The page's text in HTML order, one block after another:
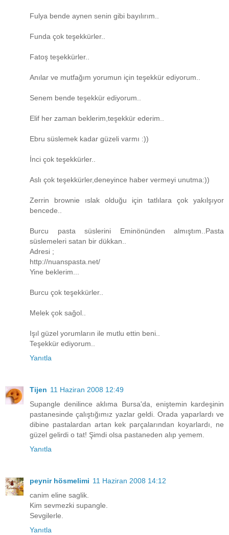
Fulya bende aynen senin gibi bayılırım..
Funda çok teşekkürler..
Fatoş teşekkürler..
Anılar ve mutfağım yorumun için teşekkür ediyorum..
Senem bende teşekkür ediyorum..
Elif her zaman beklerim,teşekkür ederim..
Ebru süslemek kadar güzeli varmı :))
İnci çok teşekkürler..
Aslı çok teşekkürler,deneyince haber vermeyi unutma:))
Zerrin brownie ıslak olduğu için tatlılara çok yakılşıyor
bencede..
Burcu pasta süslerini Eminönünden almıştım..Pasta
süslemeleri satan bir dükkan..
Adresi ;
http://nuanspasta.net/
Yine beklerim...
Burcu çok teşekkürler..
Melek çok sağol..
Işıl güzel yorumların ile mutlu ettin beni..
Teşekkür ediyorum..
Yanıtla
Tijen 11 Haziran 2008 12:49
Supangle denilince aklıma Bursa'da, eniştemin kardeşinin
pastanesinde çalıştığımız yazlar geldi. Orada yaparlardı ve
dibine pastalardan artan kek parçalarından koyarlardı, ne
güzel gelirdi o tat! Şimdi olsa pastaneden alıp yemem.
Yanıtla
peynir hösmelimi 11 Haziran 2008 14:12
canim eline saglik.
Kim sevmezki supangle.
Sevgilerle.
Yanıtla